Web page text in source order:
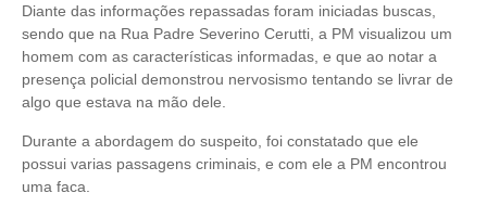
Diante das informações repassadas foram iniciadas buscas,
sendo que na Rua Padre Severino Cerutti, a PM visualizou um
homem com as características informadas, e que ao notar a
presença policial demonstrou nervosismo tentando se livrar de
algo que estava na mão dele.
Durante a abordagem do suspeito, foi constatado que ele
possui varias passagens criminais, e com ele a PM encontrou
uma faca.